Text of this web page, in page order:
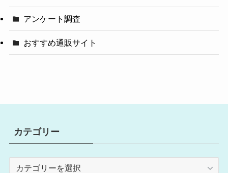
アンケート調査
おすすめ通販サイト
カテゴリー